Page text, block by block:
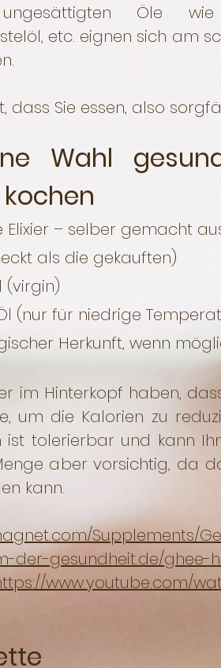
Öle wie
etc. eignen sich am
dass Sie essen, also
Wahl
– selber gemacht
als die gekauften)
(virgin)
(nur für niedrige
Herkunft, wenn
im Hinterkopf haben,
um die Kalorien zu
ist tolerierbar und kann
aber vorsichtig, da
kann.
Supplements/
der-gesundheit.de/ghee-
www.youtube.com/